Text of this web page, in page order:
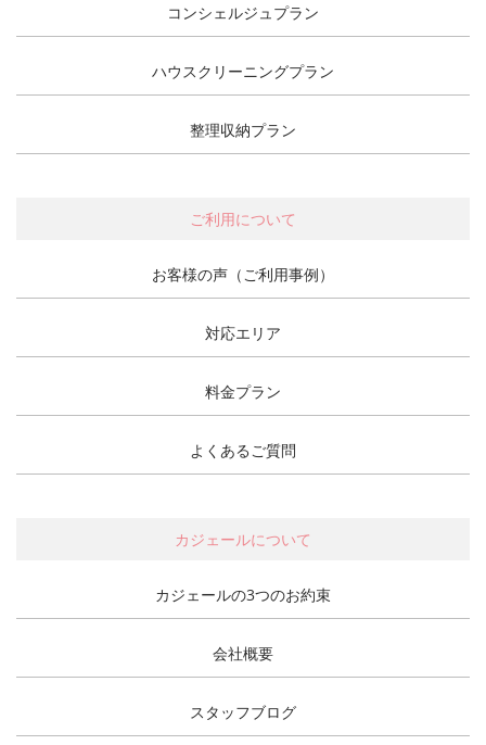
コンシェルジュプラン
ハウスクリーニングプラン
整理収納プラン
ご利用について
お客様の声（ご利用事例）
対応エリア
料金プラン
よくあるご質問
カジェールについて
カジェールの3つのお約束
会社概要
スタッフブログ